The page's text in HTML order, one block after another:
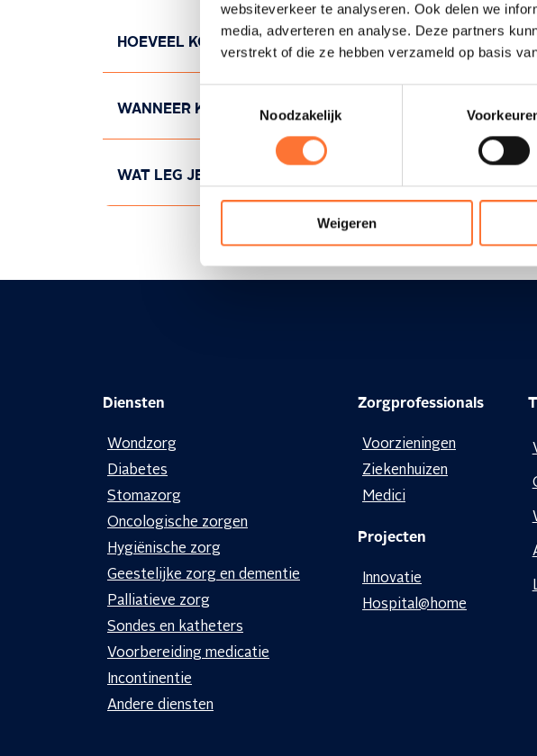
websiteverkeer te analyseren. Ook delen we
media, adverteren en analyse. Deze partners
verstrekt of die ze hebben verzameld op basis
Noodzakelijk
Weigeren
HOEVEEL KOST THUISVERPLEGING?
daarvoor een doktersvoorschrift nodig.
WANNEER KAN JE BIJ ONS TERECHT?
Jouw vertrouwde verpleegkundige en de leden van jouw team
weekend en op feestdagen. Afhankelijk van je zorgbehoefte
WAT LEG JE KLAAR?
Bij elk bezoek leest de verpleegkundige je
Bij een eerste bezoek van de thuisverpleegkundige leg je
Diensten
Wondzorg
Diabetes
Stomazorg
Oncologische zorgen
Hygiënische zorg
Geestelijke zorg en dementie
Palliatieve zorg
Sondes en katheters
Voorbereiding medicatie
Incontinentie
Andere diensten
Zorgprofessionals
Voorzieningen
Ziekenhuizen
Medici
Projecten
Innovatie
Hospital@home